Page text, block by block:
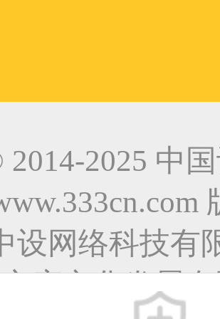
2025 中
设网络科技有
之窗文化发展